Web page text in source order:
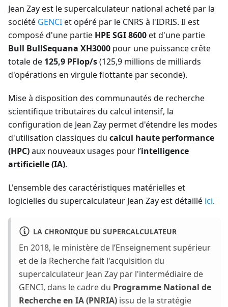
Jean Zay est le supercalculateur national acheté par la
société GENCIet opéré par le CNRS à l'IDRIS. Il est
composé d'une partie HPE SGI 8600et d'une partie
Bull BullSequana XH3000 pour une puissance crête
totale de 125,9 PFlop/s(125,9 millions de milliards
d'opérations en virgule flottante par seconde).
Mise à disposition des communautés de recherche
scientifique tributaires du calcul intensif, la
configuration de Jean Zay permet d'étendre les modes
d'utilisation classiques du calcul haute performance
(HPC)aux nouveaux usages pour l’intelligence
artificielle (IA).
L'ensemble des caractéristiques matérielles et
logicielles du supercalculateur Jean Zay est détaillé ici.
LA CHRONIQUE DU SUPERCALCULATEUR
En 2018, le ministère de l’Enseignement supérieur
et de la Recherche fait l'acquisition du
supercalculateur Jean Zay par l'intermédiaire de
GENCI, dans le cadre du Programme National de
Recherche en IA (PNRIA) issu de la stratégie